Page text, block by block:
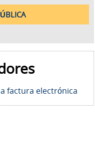
factura electrónica